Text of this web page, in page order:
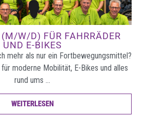
(M/W/D) FÜR FAHRRÄDER
UND E-BIKES
mehr als nur ein Fortbewegungsmittel?
moderne Mobilität, E-Bikes und alles
rund ums …
WEITERLESEN